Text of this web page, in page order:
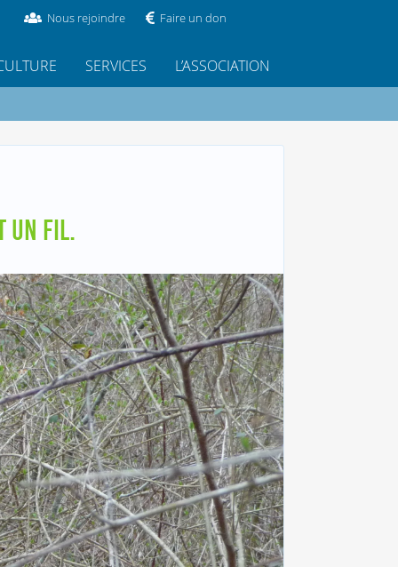
Nous rejoindre Faire un don
SERVICES L’ASSOCIATION
UN FIL.